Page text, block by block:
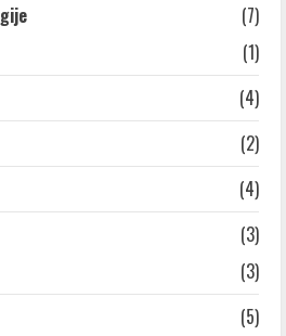
(7)
(1)
(4)
(2)
(4)
(3)
(3)
(5)